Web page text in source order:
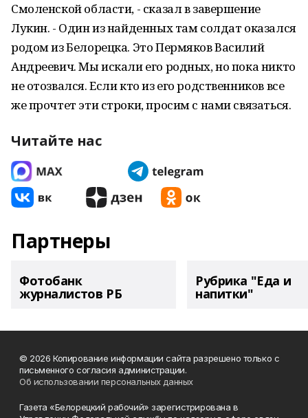
Смоленской области, - сказал в завершение
Лукин. - Один из найденных там солдат оказался
родом из Белорецка. Это Пермяков Василий
Андреевич. Мы искали его родных, но пока никто
не отозвался. Если кто из его родственников все
же прочтет эти строки, просим с нами связаться.
Читайте нас
Партнеры
Фотобанк
журналистов РБ
Рубрика "Еда и
напитки"
© 2026 Копирование информации сайта разрешено только с
письменного согласия администрации.
Об использовании персональных данных
Газета «Белорецкий рабочий» зарегистрирована в